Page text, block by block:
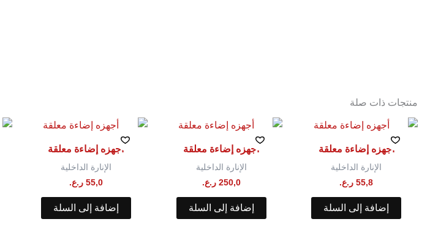
منتجات ذات صلة
أجهزه إضاءة معلقة
الإنارة الداخلية
55,8 ر.ع.
إضافة إلى السلة
أجهزه إضاءة معلقة
الإنارة الداخلية
250,0 ر.ع.
إضافة إلى السلة
أجهزه إضاءة معلقة
الإنارة الداخلية
55,0 ر.ع.
إضافة إلى السلة